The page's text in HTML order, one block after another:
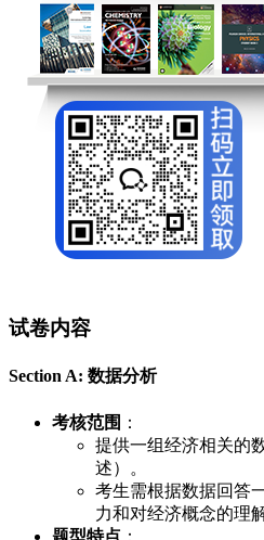
试卷内容
Section A: 数据分析
考核范围 ：
提供一组经济相关的
述）。
考生需根据数据回答
力和对经济概念的理解
题型特点 ：